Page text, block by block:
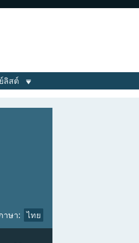
ลิสต์
าษา: ไทย